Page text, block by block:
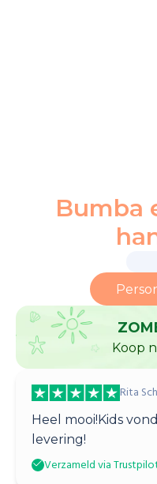
Bumba
Koop
Rita
Heel mooi!Kids
levering!
Verzameld via